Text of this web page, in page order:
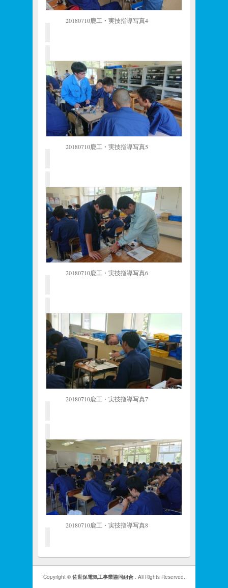
20180710鹿工・実技指導写真4
20180710鹿工・実技指導写真5
20180710鹿工・実技指導写真6
20180710鹿工・実技指導写真7
20180710鹿工・実技指導写真8
Copyright © 佐世保電気工事業協同組合 . All Rights Reserved.